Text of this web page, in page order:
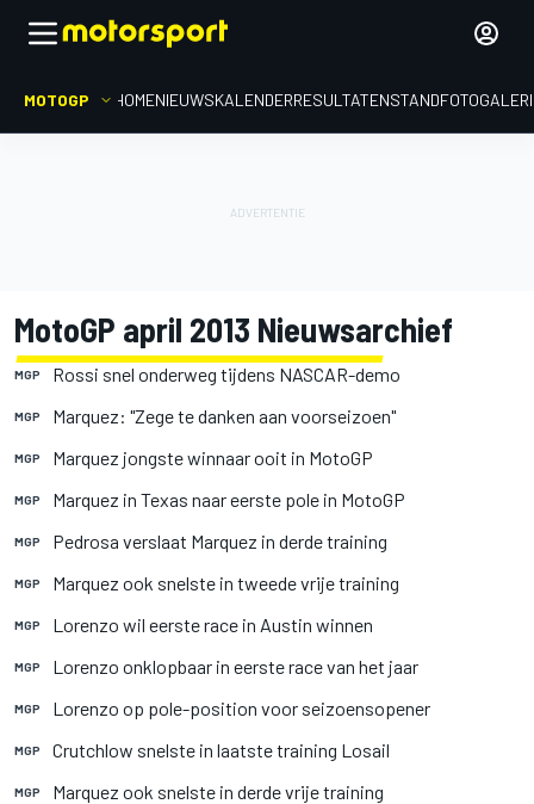
MOTOGP HOMENIEUWSKALENDERRESULTATENSTAND
MotoGP april 2013 Nieuwsarchief
MGP Rossi snel onderweg tijdens NASCAR-demo
MGP Marquez: "Zege te danken aan voorseizoen"
MGP Marquez jongste winnaar ooit in MotoGP
MGP Marquez in Texas naar eerste pole in MotoGP
MGP Pedrosa verslaat Marquez in derde training
MGP Marquez ook snelste in tweede vrije training
MGP Lorenzo wil eerste race in Austin winnen
MGP Lorenzo onklopbaar in eerste race van het jaar
MGP Lorenzo op pole-position voor seizoensopener
MGP Crutchlow snelste in laatste training Losail
MGP Marquez ook snelste in derde vrije training